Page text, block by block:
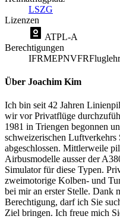
LSZG
Lizenzen
ATPL-A
Berechtigungen
IFRMEPNVFR
Über Joachim Kim
Ich bin seit 42 Jahren
wir vor Privatflüge
1981 in Triengen begonnen
schweizerischen
abgeschlossen. Mittlerweile
Airbusmodelle ausser der
Simulator für diese Typen.
zweimotorige Kolben- und
bei mir an erster Stelle. Dank
Berechtigung, darf ich Sie
Ziel bringen. Ich freue mich